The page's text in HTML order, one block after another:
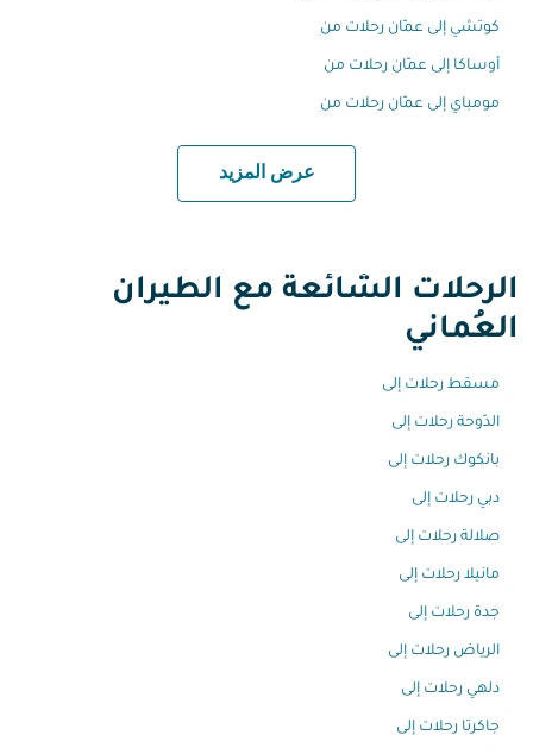
كوتشي إلى عمّان رحلات من
أوساكا إلى عمّان رحلات من
مومباي إلى عمّان رحلات من
عرض المزيد
الرحلات الشائعة مع الطيران
العُماني
مسقط رحلات إلى
الدّوحة رحلات إلى
بانكوك رحلات إلى
دبي رحلات إلى
صلالة رحلات إلى
مانيلا رحلات إلى
جدة رحلات إلى
الرياض رحلات إلى
دلهي رحلات إلى
جاكرتا رحلات إلى